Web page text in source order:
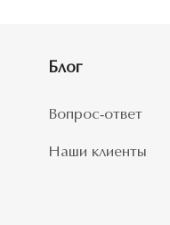
Блог
Вопрос-ответ
Наши клиенты